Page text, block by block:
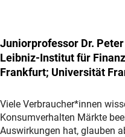
Juniorprofessor Dr.
Leibniz-Institut für
Frankfurt; Universität
Viele Verbraucher*innen
Konsumverhalten Märkte
Auswirkungen hat, glauben